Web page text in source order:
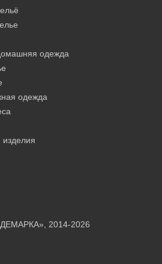
одежда
одежда
2014-2026